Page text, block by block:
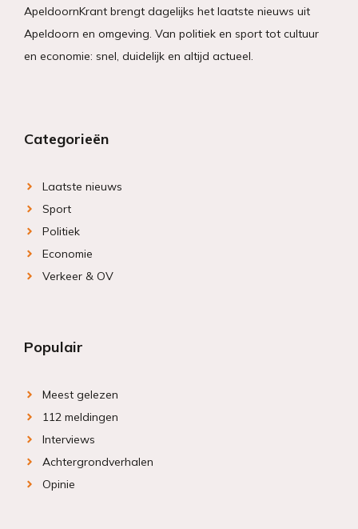
ApeldoornKrant brengt dagelijks het laatste nieuws uit
Apeldoorn en omgeving. Van politiek en sport tot cultuur
en economie: snel, duidelijk en altijd actueel.
Categorieën
Laatste nieuws
Sport
Politiek
Economie
Verkeer & OV
Populair
Meest gelezen
112 meldingen
Interviews
Achtergrondverhalen
Opinie